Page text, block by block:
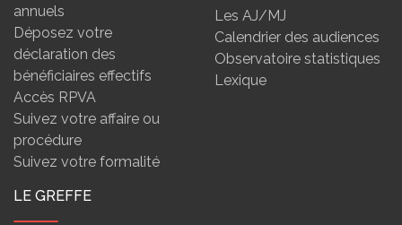
annuels
Déposez votre
déclaration des
bénéficiaires effectifs
Accès RPVA
Suivez votre affaire ou
procédure
Suivez votre formalité
Les AJ/MJ
Calendrier des audiences
Observatoire statistiques
Lexique
LE GREFFE